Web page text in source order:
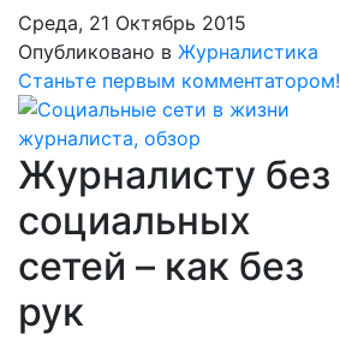
Среда, 21 Октябрь 2015
Опубликовано в Журналистика
Станьте первым комментатором!
Журналисту без
социальных
сетей – как без
рук